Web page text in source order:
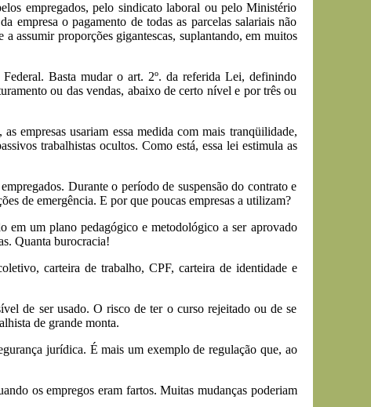
empregados, pelo sindicato laboral ou pelo Ministério
o pagamento de todas as parcelas salariais não
assumir proporções gigantescas, suplantando, em muitos
Basta mudar o art. 2º. da referida Lei, definindo
ou das vendas, abaixo de certo nível e por três ou
empresas usariam essa medida com mais tranqüilidade,
trabalhistas ocultos. Como está, essa lei estimula as
Durante o período de suspensão do contrato e
de emergência. E por que poucas empresas a utilizam?
em um plano pedagógico e metodológico a ser aprovado
Quanta burocracia!
carteira de trabalho, CPF, carteira de identidade e
de ser usado. O risco de ter o curso rejeitado ou de se
de grande monta.
jurídica. É mais um exemplo de regulação que, ao
os empregos eram fartos. Muitas mudanças poderiam